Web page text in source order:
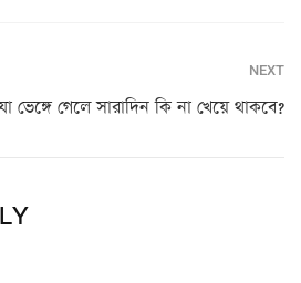
NEXT
ভেঙ্গে গেলে সারাদিন কি না খেয়ে থাকবে?